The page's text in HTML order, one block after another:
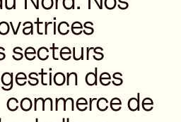
secteurs
des
de